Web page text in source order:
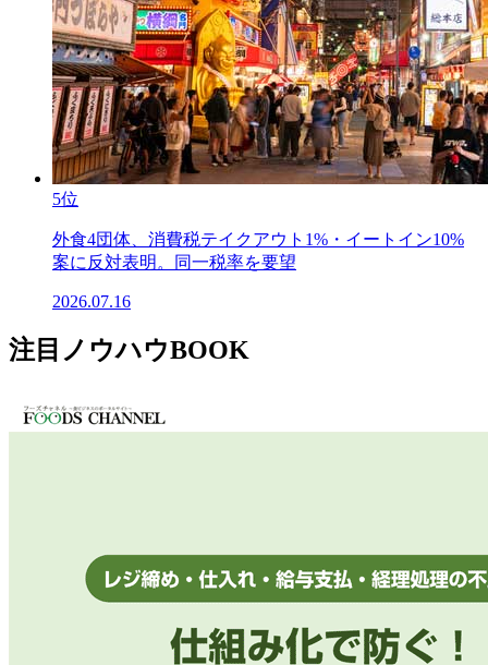
5位
外食4団体、消費税テイクアウト1%・イートイン10%
案に反対表明。同一税率を要望
2026.07.16
注目ノウハウBOOK